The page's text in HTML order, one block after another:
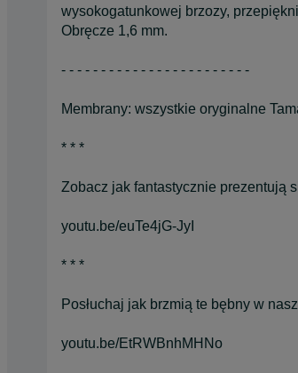
wysokogatunkowej brzozy,
Obręcze 1,6 mm.
- - - - - - - - - - - - - - - - - - - - - - - -
Membrany: wszystkie oryginalne
* * *
Zobacz jak fantastycznie prezentują
youtu.be/euTe4jG-JyI
* * *
Posłuchaj jak brzmią te bębny w
youtu.be/EtRWBnhMHNo